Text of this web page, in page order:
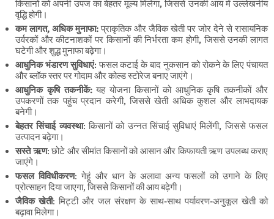
किसानों को अपनी उपज का बेहतर मूल्य मिलेगा, जिससे उनकी आय में उल्लेखनीय
वृद्धि होगी।
कम लागत, अधिक मुनाफा:प्राकृतिक और जैविक खेती पर जोर देने से रासायनिक
उर्वरकों और कीटनाशकों पर किसानों की निर्भरता कम होगी, जिससे उनकी लागत
घटेगी और शुद्ध मुनाफा बढ़ेगा।
आधुनिक भंडारण सुविधाएं: फसल कटाई के बाद नुकसान को रोकने के लिए पंचायत
और ब्लॉक स्तर पर गोदाम और कोल्ड स्टोरेज बनाए जाएंगे।
आधुनिक कृषि तकनीकें:यह योजना किसानों को आधुनिक कृषि तकनीकों और
उपकरणों तक पहुंच प्रदान करेगी, जिससे खेती अधिक कुशल और लाभदायक
बनेगी।
बेहतर सिंचाई व्यवस्था: किसानों को उन्नत सिंचाई सुविधाएं मिलेंगी, जिससे फसल
उत्पादन बढ़ेगा।
सस्ते ऋण: छोटे और सीमांत किसानों को आसान और किफायती ऋण उपलब्ध कराए
जाएंगे।
फसल विविधीकरण: गेहूं और धान के अलावा अन्य फसलों को उगाने के लिए
प्रोत्साहन दिया जाएगा, जिससे किसानों की आय बढ़ेगी।
जैविक खेती: मिट्टी और जल संरक्षण के साथ-साथ पर्यावरण-अनुकूल खेती को
बढ़ावा मिलेगा।